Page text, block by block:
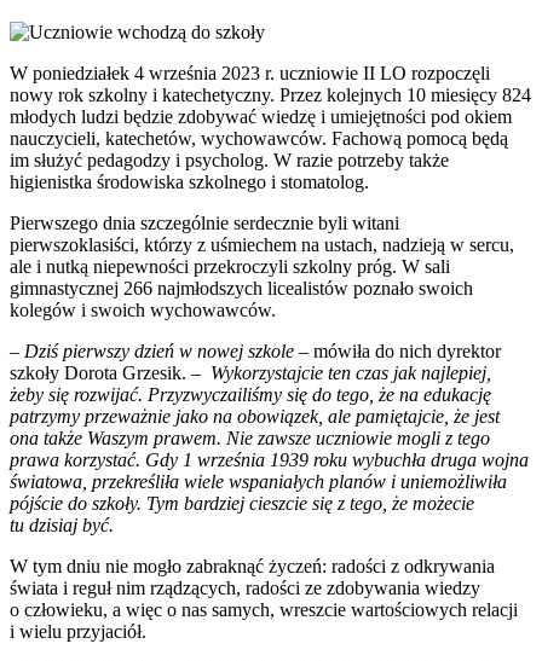
W poniedziałek 4 września 2023 r. uczniowie II LO rozpoczęli
nowy rok szkolny i katechetyczny. Przez kolejnych 10 miesięcy 824
młodych ludzi będzie zdobywać wiedzę i umiejętności pod okiem
nauczycieli, katechetów, wychowawców. Fachową pomocą będą
im służyć pedagodzy i psycholog. W razie potrzeby także
higienistka środowiska szkolnego i stomatolog.
Pierwszego dnia szczególnie serdecznie byli witani
pierwszoklasiści, którzy z uśmiechem na ustach, nadzieją w sercu,
ale i nutką niepewności przekroczyli szkolny próg. W sali
gimnastycznej 266 najmłodszych licealistów poznało swoich
kolegów i swoich wychowawców.
– Dziś pierwszy dzień w nowej szkole – mówiła do nich dyrektor
szkoły Dorota Grzesik. – Wykorzystajcie ten czas jak najlepiej,
żeby się rozwijać. Przyzwyczailiśmy się do tego, że na edukację
patrzymy przeważnie jako na obowiązek, ale pamiętajcie, że jest
ona także Waszym prawem. Nie zawsze uczniowie mogli z tego
prawa korzystać. Gdy 1 września 1939 roku wybuchła druga wojna
światowa, przekreśliła wiele wspaniałych planów i uniemożliwiła
pójście do szkoły. Tym bardziej cieszcie się z tego, że możecie
tu dzisiaj być. ­
W tym dniu nie mogło zabraknąć życzeń: radości z odkrywania
świata i reguł nim rządzących, radości ze zdobywania wiedzy
o człowieku, a więc o nas samych, wreszcie wartościowych relacji
i wielu przyjaciół.